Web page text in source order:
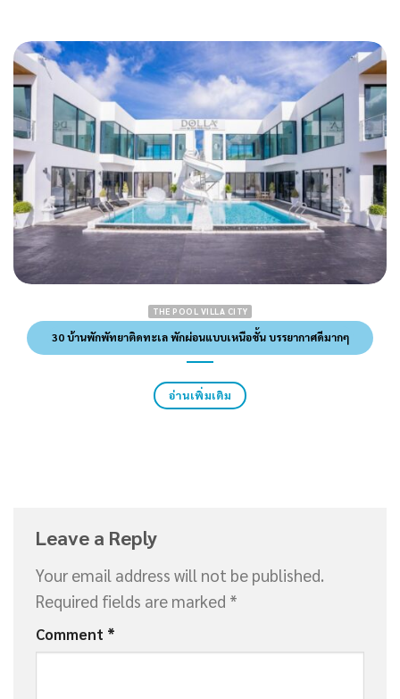
THE POOL VILLA CITY
30 บ้านพักพัทยาติดทะเล พักผ่อนแบบเหนือชั้น บรรยากาศดีมากๆ
อ่านเพิ่มเติม
Leave a Reply
Your email address will not be published.
Required fields are marked *
Comment *